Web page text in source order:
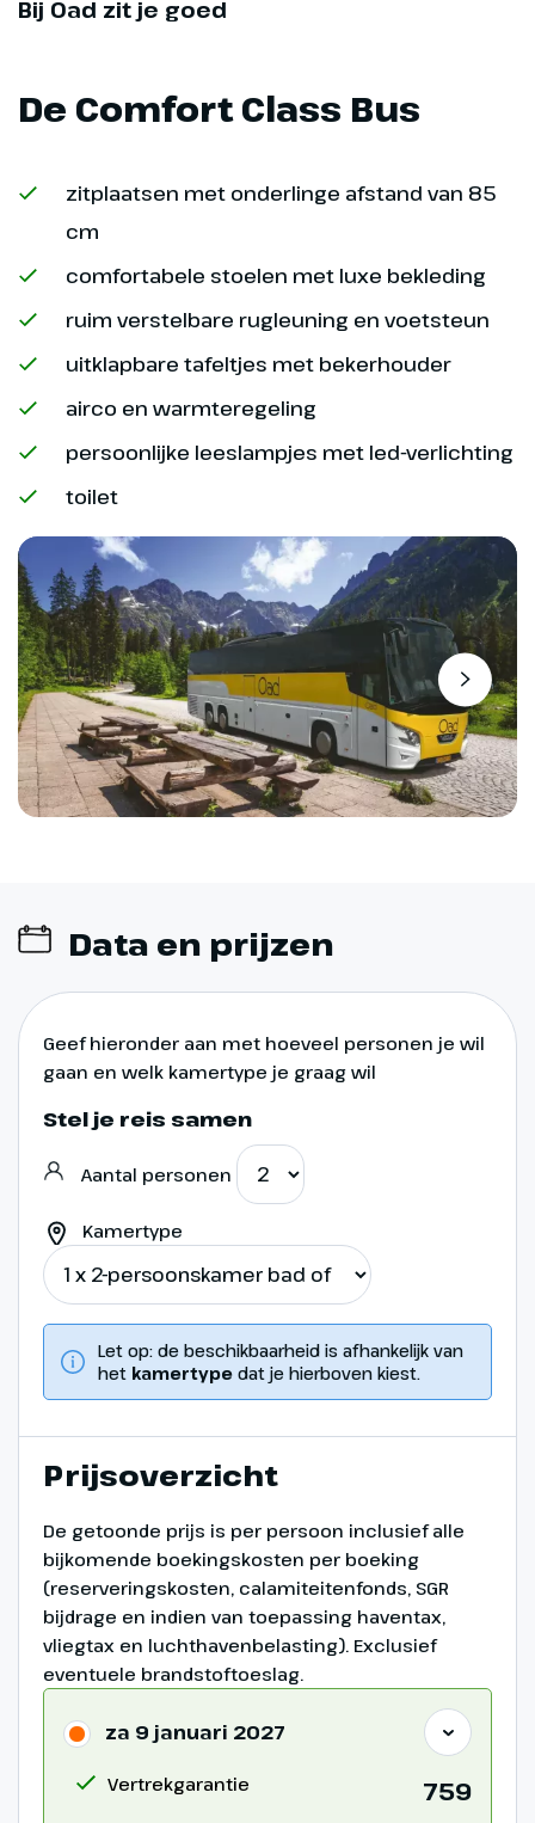
Bij Oad zit je goed
De Comfort Class Bus
zitplaatsen met onderlinge afstand van 85
cm
comfortabele stoelen met luxe bekleding
ruim verstelbare rugleuning en voetsteun
uitklapbare tafeltjes met bekerhouder
airco en warmteregeling
persoonlijke leeslampjes met led-verlichting
toilet
Data en prijzen
Geef hieronder aan met hoeveel personen je wil
gaan en welk kamertype je graag wil
Stel je reis samen
Aantal personen
Kamertype
Let op: de beschikbaarheid is afhankelijk van
het kamertype dat je hierboven kiest.
Prijsoverzicht
De getoonde prijs is per persoon inclusief alle
bijkomende boekingskosten per boeking
(reserveringskosten, calamiteitenfonds, SGR
bijdrage en indien van toepassing haventax,
vliegtax en luchthavenbelasting). Exclusief
eventuele brandstoftoeslag.
za 9 januari 2027
Vertrekgarantie 759